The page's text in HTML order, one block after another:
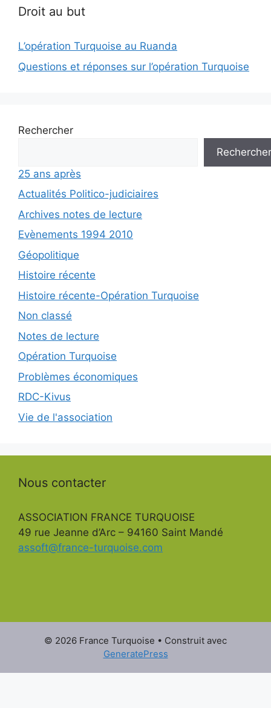
Droit au but
L’opération Turquoise au Ruanda
Questions et réponses sur l’opération Turquoise
Rechercher
Rechercher
25 ans après
Actualités Politico-judiciaires
Archives notes de lecture
Evènements 1994 2010
Géopolitique
Histoire récente
Histoire récente-Opération Turquoise
Non classé
Notes de lecture
Opération Turquoise
Problèmes économiques
RDC-Kivus
Vie de l'association
Nous contacter
ASSOCIATION FRANCE TURQUOISE
49 rue Jeanne d’Arc – 94160 Saint Mandé
assoft@france-turquoise.com
© 2026 France Turquoise • Construit avec
GeneratePress